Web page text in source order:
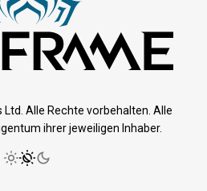
Alle Rechte vorbehalten. Alle
ihrer jeweiligen Inhaber.